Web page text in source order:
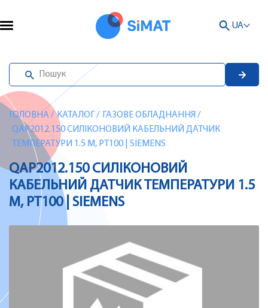
UA
ГОЛОВНА/ КАТАЛОГ / ГАЗОВЕ ОБЛАДНАННЯ /
QAP2012.150 СИЛІКОНОВИЙ КАБЕЛЬНИЙ ДАТЧИК
ТЕМПЕРАТУРИ 1.5 М, PT100 | SIEMENS
QAP2012.150 СИЛІКОНОВИЙ
КАБЕЛЬНИЙ ДАТЧИК ТЕМПЕРАТУРИ 1.5
М, PT100 | SIEMENS